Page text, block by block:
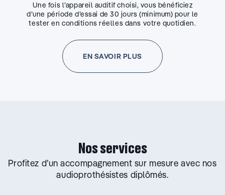
Une fois l’appareil auditif choisi, vous bénéficiez
d’une période d’essai de 30 jours (minimum) pour le
tester en conditions réelles dans votre quotidien.
EN SAVOIR PLUS
Nos services
Profitez d’un accompagnement sur mesure avec nos
audioprothésistes diplômés.